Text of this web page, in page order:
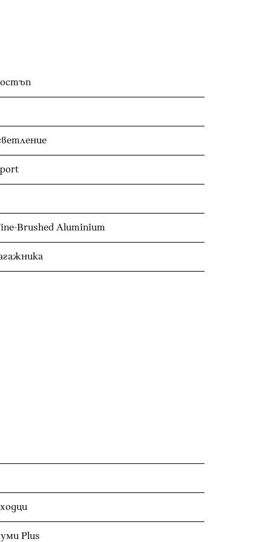
Brushed Aluminium
Plus